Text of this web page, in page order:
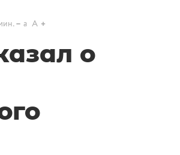
a A
о